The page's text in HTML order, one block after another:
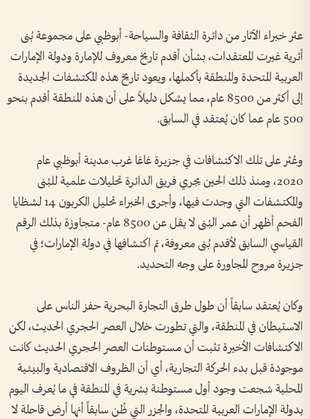
عثر خبراء الآثار من دائرة الثقافة والسياحة- أبوظبي على مجموعة بُنى
أثرية غيرت المعتقدات، بشأن أقدم تاريخ معروف للإمارة ودولة الإمارات
العربية المتحدة والمنطقة بأكملها، ويعود تاريخ هذه المكتشفات الجديدة
إلى أكثر من 8500 عام، مما يشكل دليلاً على أن هذه المنطقة أقدم بنحو
500 عام عما كان يُعتقد في السابق.
وعُثر على تلك الاكتشافات في جزيرة غاغا غرب مدينة أبوظبي عام
2020، ومنذ ذلك الحين يجري فريق الدائرة تحليلات علمية للبُنى
والمكتشفات التي وجدت فيها، وأجرى الخبراء تحليل الكربون 14 لشظايا
الفحم أظهر أن عمر البُنى لا يقل عن 8500 عام- متجاوزة بذلك الرقم
القياسي السابق لأقدم بُنى معروفة، تم اكتشافها في دولة الإمارات؛ في
جزيرة مروح المجاورة على وجه التحديد.
وكان يُعتقد سابقاً أن طول طرق التجارة البحرية حفز الناس على
الاستيطان في المنطقة، والتي تطورت خلال العصر الحجري الحديث، لكن
الاكتشافات الأخيرة تثبت أن مستوطنات العصر الحجري الحديث كانت
موجودة قبل بدء الحركة التجارية، أي أن الظروف الاقتصادية والبيئية
المحلية شجعت وجود أول مستوطنة بشرية في المنطقة في ما يُعرف اليوم
بدولة الإمارات العربية المتحدة، والجزر التي ظُن سابقاً أنها أرض قاحلة لا